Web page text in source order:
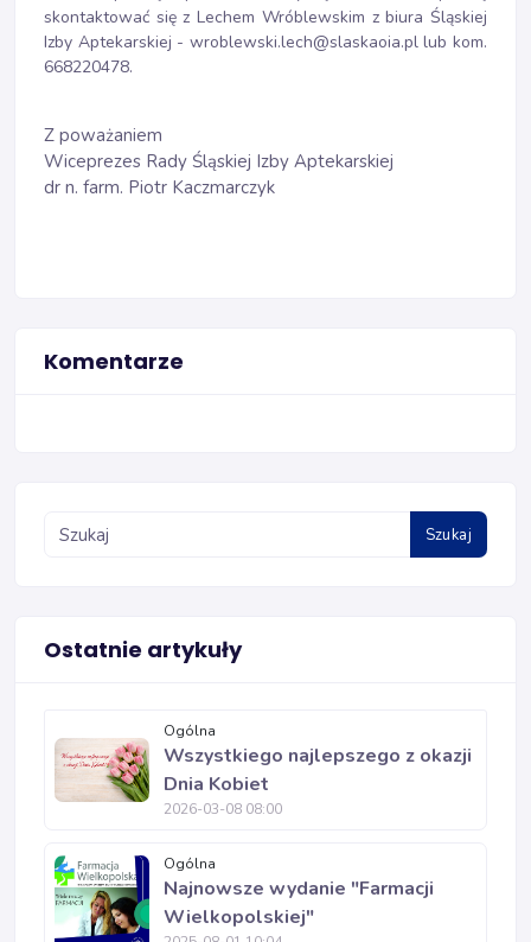
skontaktować się z Lechem Wróblewskim z biura Śląskiej
Izby Aptekarskiej - wroblewski.lech@slaskaoia.pl lub kom.
668220478.
Z poważaniem
Wiceprezes Rady Śląskiej Izby Aptekarskiej
dr n. farm. Piotr Kaczmarczyk
Komentarze
Szukaj
Ostatnie artykuły
Ogólna
Wszystkiego najlepszego z okazji
Dnia Kobiet
2026-03-08 08:00
Ogólna
Najnowsze wydanie "Farmacji
Wielkopolskiej"